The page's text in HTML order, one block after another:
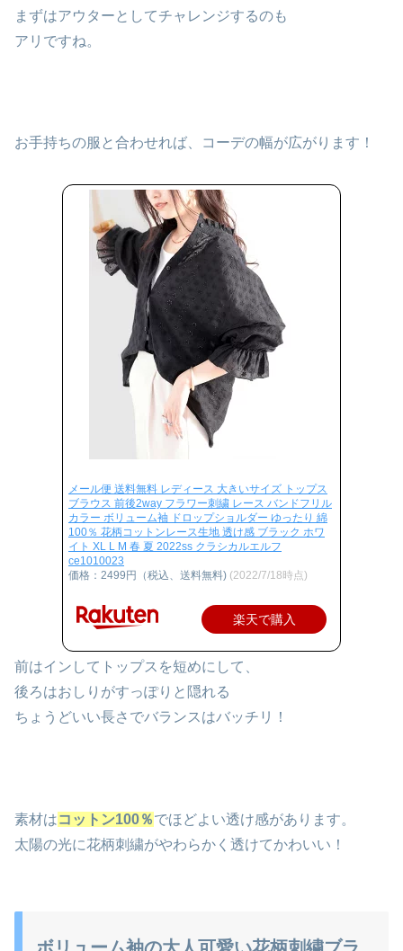
まずはアウターとしてチャレンジするのも
アリですね。
お手持ちの服と合わせれば、コーデの幅が広がります！
メール便 送料無料 レディース 大きいサイズ トップス
ブラウス 前後2way フラワー刺繍 レース バンドフリル
カラー ボリューム袖 ドロップショルダー ゆったり 綿
100％ 花柄コットンレース生地 透け感 ブラック ホワ
イト XL L M 春 夏 2022ss クラシカルエルフ
ce1010023
価格：2499円（税込、送料無料) (2022/7/18時点)
楽天で購入
前はインしてトップスを短めにして、
後ろはおしりがすっぽりと隠れる
ちょうどいい長さでバランスはバッチリ！
素材はコットン100％でほどよい透け感があります。
太陽の光に花柄刺繍がやわらかく透けてかわいい！